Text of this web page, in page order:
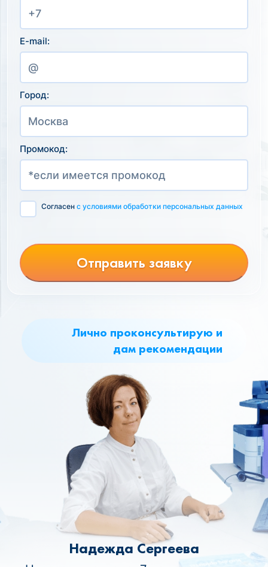
Лично проконсультирую и
дам рекомендации
Надежда Сергеева
E-mail:
Город:
Промокод:
Согласен с условиями обработки персональных данных
Отправить заявку